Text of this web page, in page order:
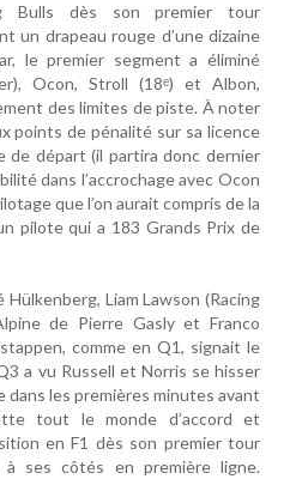
Bulls dès son premier tour
un drapeau rouge d’une dizaine
le premier segment a éliminé
Ocon, Stroll (18ᵉ) et Albon,
des limites de piste. À noter
points de pénalité sur sa licence
de départ (il partira donc dernier
dans l’accrochage avec Ocon
que l’on aurait compris de la
pilote qui a 183 Grands Prix de
Hülkenberg, Liam Lawson (Racing
de Pierre Gasly et Franco
comme en Q1, signait le
a vu Russell et Norris se hisser
dans les premières minutes avant
tout le monde d’accord et
en F1 dès son premier tour
à ses côtés en première ligne.